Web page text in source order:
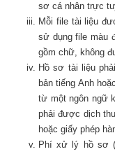
sơ cá nhân trực
Mỗi file tài liệu
sử dụng file màu
gồm chữ, không
Hồ sơ tài liệu
bản tiếng Anh
từ một ngôn ngữ
phải được dịch
hoặc giấy phép
Phí xử lý hồ sơ